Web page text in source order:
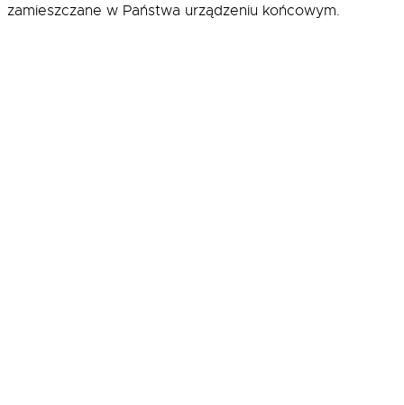
zamieszczane w Państwa urządzeniu końcowym.